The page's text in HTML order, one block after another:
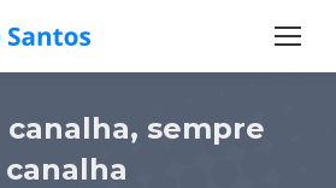
canalha, sempre
canalha